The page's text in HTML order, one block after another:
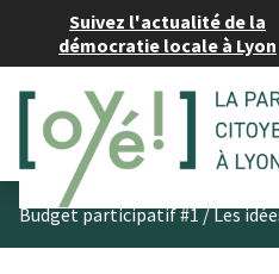
Suivez l'actualité de la
démocratie locale à Lyon
Budget participatif #1/Les